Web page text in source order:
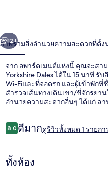
วัน
อ
พาร์
ท
เม
า
ถัดไป
12+
ภาพรวมสิ่งอำนวยความสะดวกที่ตั้ง
จาก อพาร์ตเมนต์แห่งนี้ คุณจะสา
Yorkshire Dales ได้ใน 15 นาที รั
Wi-Fiและที่จอดรถ และผู้เข้าพักที่
สำรวจเส้นทางเดินเขา/ขี่จักรยา
อำนวยความสะดวกอื่นๆ ได้แก่ ลา
รีวิว
8.08.0 จาก 10
ดีมากดูรีวิวทั้งหมด 1 รายกา
ทั้งห้อง